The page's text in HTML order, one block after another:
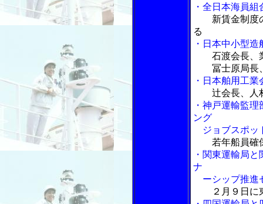
・全日本海員
新賃金制度
る
・日本中小型
石渡会長、
冨士原局長、
・日本舶用工
辻会長、人
・神戸運輸監
ング
ジョブスポッ
若年船員確
・関東運輸局
ナ
ーシップ推進
２月９日